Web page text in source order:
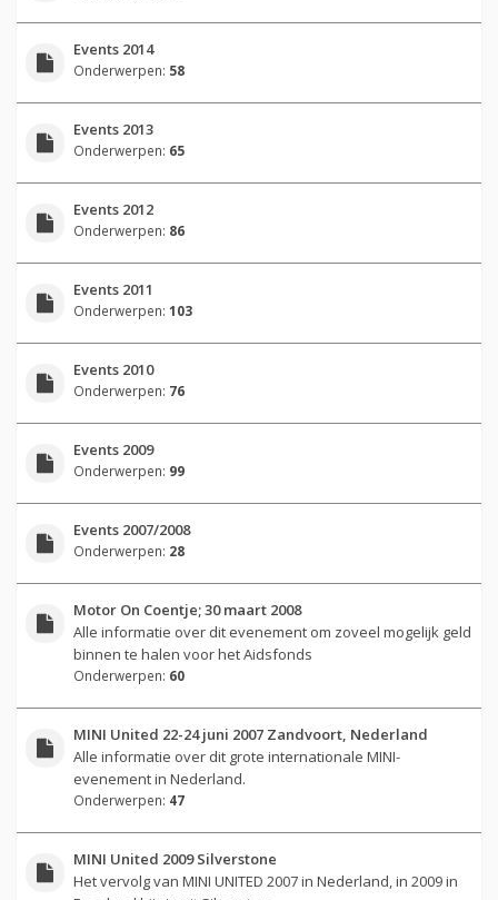
Events 2014
Onderwerpen: 58
Events 2013
Onderwerpen: 65
Events 2012
Onderwerpen: 86
Events 2011
Onderwerpen: 103
Events 2010
Onderwerpen: 76
Events 2009
Onderwerpen: 99
Events 2007/2008
Onderwerpen: 28
Motor On Coentje; 30 maart 2008
Alle informatie over dit evenement om zoveel mogelijk geld
binnen te halen voor het Aidsfonds
Onderwerpen: 60
MINI United 22-24 juni 2007 Zandvoort, Nederland
Alle informatie over dit grote internationale MINI-
evenement in Nederland.
Onderwerpen: 47
MINI United 2009 Silverstone
Het vervolg van MINI UNITED 2007 in Nederland, in 2009 in